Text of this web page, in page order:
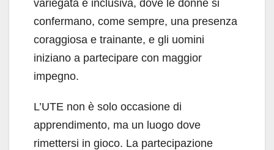
variegata e inclusiva, dove le donne si
confermano, come sempre, una presenza
coraggiosa e trainante, e gli uomini
iniziano a partecipare con maggior
impegno.
L’UTE non è solo occasione di
apprendimento, ma un luogo dove
rimettersi in gioco. La partecipazione